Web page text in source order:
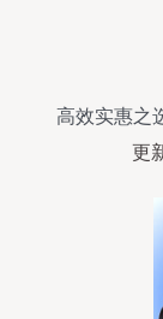
高效实惠之
更